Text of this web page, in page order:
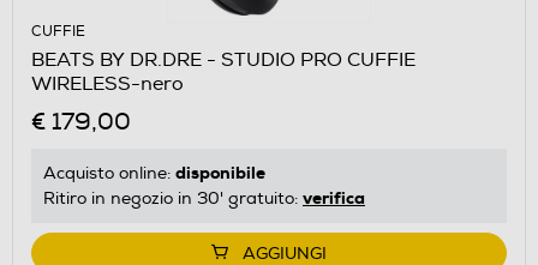
CUFFIE
BEATS BY DR.DRE - STUDIO PRO CUFFIE
WIRELESS-nero
€ 179,00
Acquisto online: disponibile
Ritiro in negozio in 30' gratuito: verifica
AGGIUNGI